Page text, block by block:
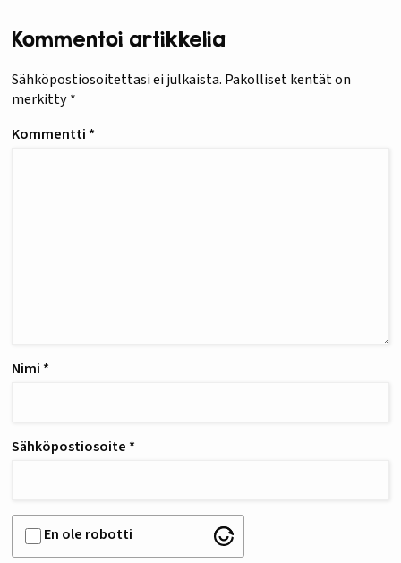
Kommentoi artikkelia
Sähköpostiosoitettasi ei julkaista. Pakolliset kentät on
merkitty*
Kommentti *
Nimi *
Sähköpostiosoite *
En ole robotti